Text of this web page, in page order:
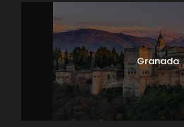
Granada